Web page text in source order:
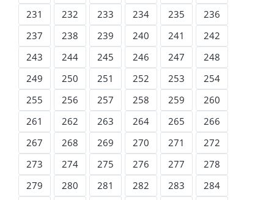
231
232 233 234 235
236
237
238 239 240 241
242
243
244 245 246 247
248
249
250 251 252 253
254
255
256 257 258 259
260
261
262 263 264 265
266
267
268 269 270 271
272
273
274 275 276 277
278
279
280 281 282 283
284